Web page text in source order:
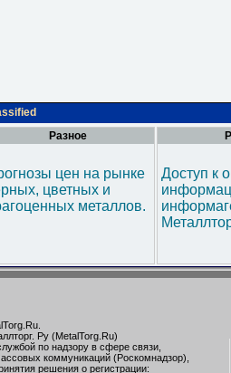
Разное
цен на рынке
цветных и
металлов.
Доступ к
Ру (MetalTorg.Ru)
по надзору в сфере связи,
коммуникаций (Роскомнадзор),
решения о регистрации: